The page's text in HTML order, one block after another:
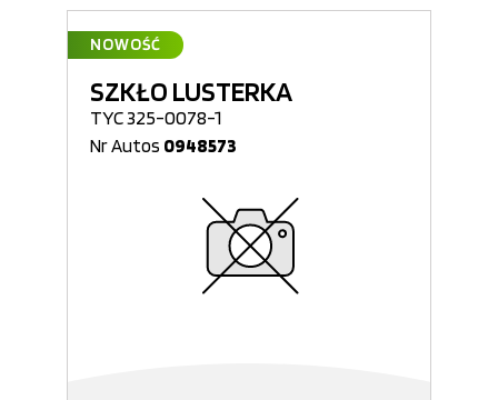
NOWOŚĆ
SZKŁO LUSTERKA
TYC 325-0078-1
Nr Autos 0948573